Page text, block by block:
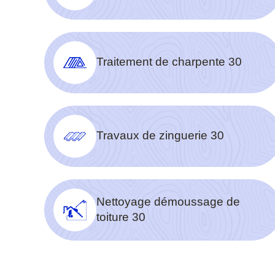
Traitement de charpente 30
Travaux de zinguerie 30
Nettoyage démoussage de
toiture 30